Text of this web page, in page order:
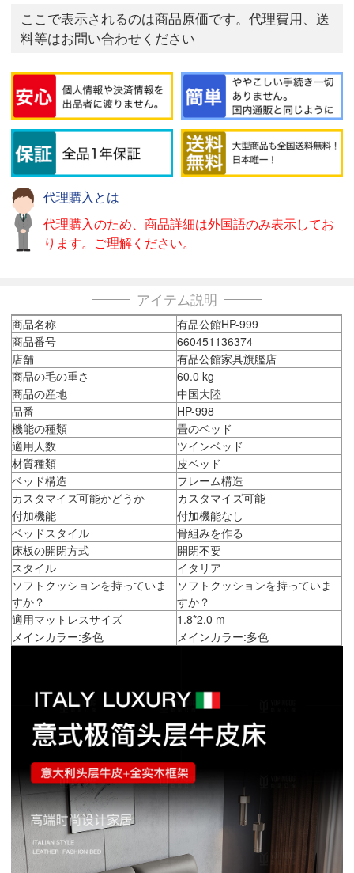
ここで表示されるのは商品原価です。代理費用、送
料等はお問い合わせください
代理購入とは
代理購入のため、商品詳細は外国語のみ表示してお
ります。ご理解ください。
アイテム説明
商品名称
有品公館HP-999
商品番号
660451136374
店舗
有品公館家具旗艦店
商品の毛の重さ
60.0 kg
商品の産地
中国大陸
品番
HP-998
機能の種類
畳のベッド
適用人数
ツインベッド
材質種類
皮ベッド
ベッド構造
フレーム構造
カスタマイズ可能かどうか
カスタマイズ可能
付加機能
付加機能なし
ベッドスタイル
骨組みを作る
床板の開閉方式
開閉不要
スタイル
イタリア
ソフトクッションを持っていま
すか？
ソフトクッションを持っていま
すか？
適用マットレスサイズ
1.8*2.0 m
メインカラー:多色
メインカラー:多色